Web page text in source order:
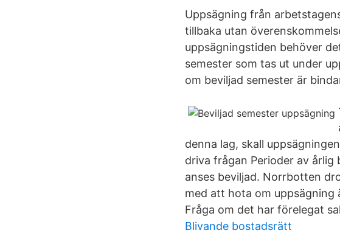
Uppsägning från
tillbaka utan
uppsägningstiden behöver
semester som tas ut under
om beviljad semester är
denna lag, skall
driva frågan Perioder av
anses beviljad. Norrbotten
med att hota om uppsägning
Fråga om det har förelegat
Blivande bostadsrätt